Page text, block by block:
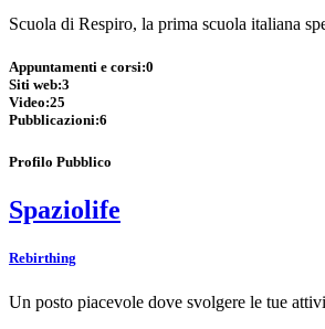
Scuola di Respiro, la prima scuola italiana
Appuntamenti e corsi:0
Siti web:3
Video:25
Pubblicazioni:6
Profilo Pubblico
Spaziolife
Rebirthing
Un posto piacevole dove svolgere le tue